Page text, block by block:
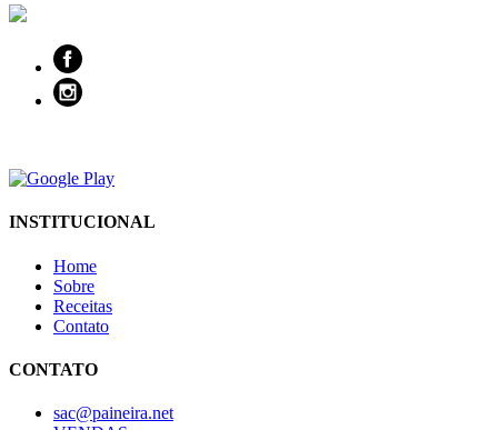
INSTITUCIONAL
Home
Sobre
Receitas
Contato
CONTATO
sac@paineira.net